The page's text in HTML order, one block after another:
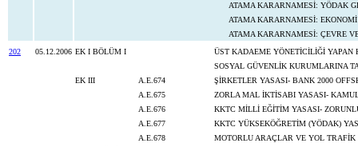
ATAMA KARARNAMESİ: YÖDAK
ATAMA KARARNAMESİ:
ATAMA KARARNAMESİ: ÇEVRE
202
05.12.2006 EK I BÖLÜM I
ÜST KADAEME YÖNETİCİLİĞİ
SOSYAL GÜVENLİK KURUMLARINA
EK III
A.E.674
ŞİRKETLER YASASI- BANK 2000
A.E.675
ZORLA MAL İKTİSABI YASASI-
A.E.676
KKTC MİLLİ EĞİTİM YASASI-
A.E.677
KKTC YÜKSEKÖĞRETİM (YÖDAK)
A.E.678
MOTORLU ARAÇLAR VE YOL